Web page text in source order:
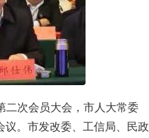
二次会员大会，市人大常委
。市发改委、工信局、民政